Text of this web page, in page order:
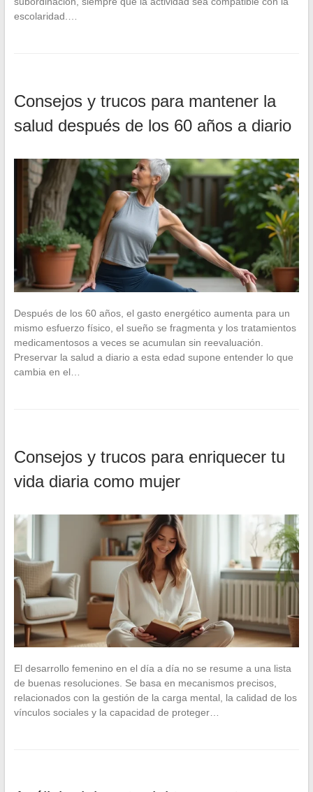
escolaridad.…
Consejos y trucos para mantener la
salud después de los 60 años a diario
Después de los 60 años, el gasto energético aumenta para un
mismo esfuerzo físico, el sueño se fragmenta y los tratamientos
medicamentosos a veces se acumulan sin reevaluación.
Preservar la salud a diario a esta edad supone entender lo que
cambia en el…
Consejos y trucos para enriquecer tu
vida diaria como mujer
El desarrollo femenino en el día a día no se resume a una lista
de buenas resoluciones. Se basa en mecanismos precisos,
relacionados con la gestión de la carga mental, la calidad de los
vínculos sociales y la capacidad de proteger…